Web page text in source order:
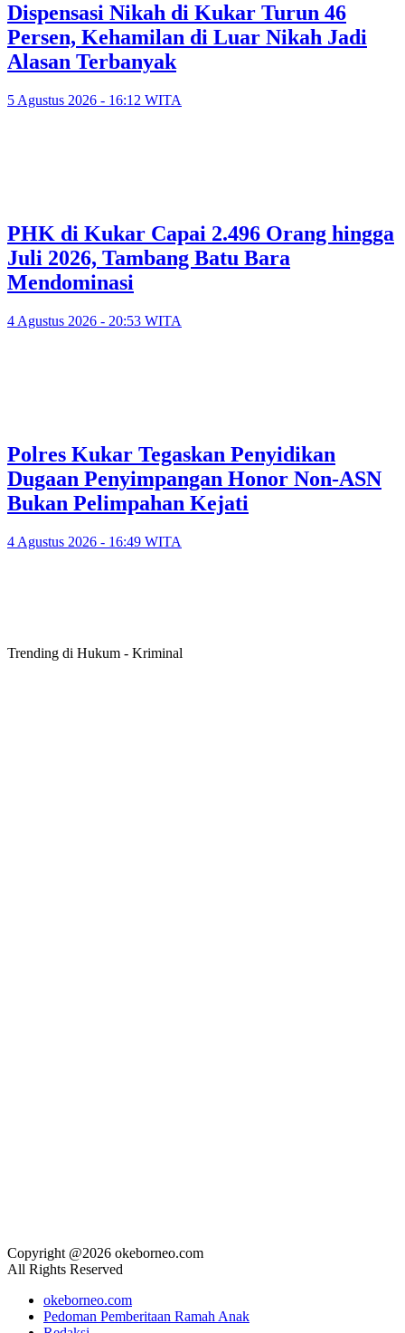
Dispensasi Nikah di Kukar Turun 46
Persen, Kehamilan di Luar Nikah Jadi
Alasan Terbanyak
5 Agustus 2026 - 16:12 WITA
PHK di Kukar Capai 2.496 Orang hingga
Juli 2026, Tambang Batu Bara
Mendominasi
4 Agustus 2026 - 20:53 WITA
Polres Kukar Tegaskan Penyidikan
Dugaan Penyimpangan Honor Non-ASN
Bukan Pelimpahan Kejati
4 Agustus 2026 - 16:49 WITA
Trending di Hukum - Kriminal
Copyright @2026 okeborneo.com
All Rights Reserved
okeborneo.com
Pedoman Pemberitaan Ramah Anak